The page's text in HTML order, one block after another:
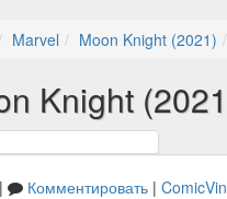
Marvel Moon Knight (2021)
Knight
| Комментировать |